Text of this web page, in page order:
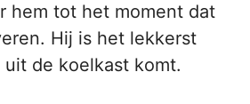
hem tot het moment dat
Hij is het lekkerst
de koelkast komt.